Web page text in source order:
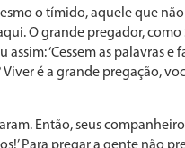
o tímido, aquele que
O grande pregador,
‘Cessem as palavras e
é a grande pregação,
Então, seus
Para pregar a gente não